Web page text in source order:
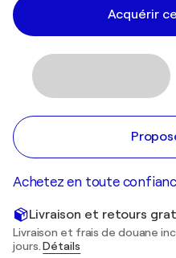
Acquérir
Achetez en toute
Livraison et retours
Livraison et frais de douane
jours.Détails